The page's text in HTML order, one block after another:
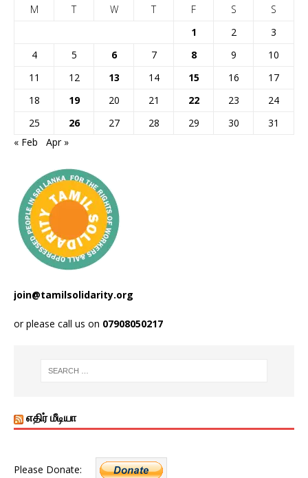
M
T W T F S
S
1
2
3
4
5 6 7 8 9
10
11
12 13 14 15 16
17
18
19 20 21 22 23
24
25
26 27 28 29 30
31
« Feb
Apr »
join@tamilsolidarity.org
or please call us on 07908050217
எதிர் மீடியா
Please Donate: